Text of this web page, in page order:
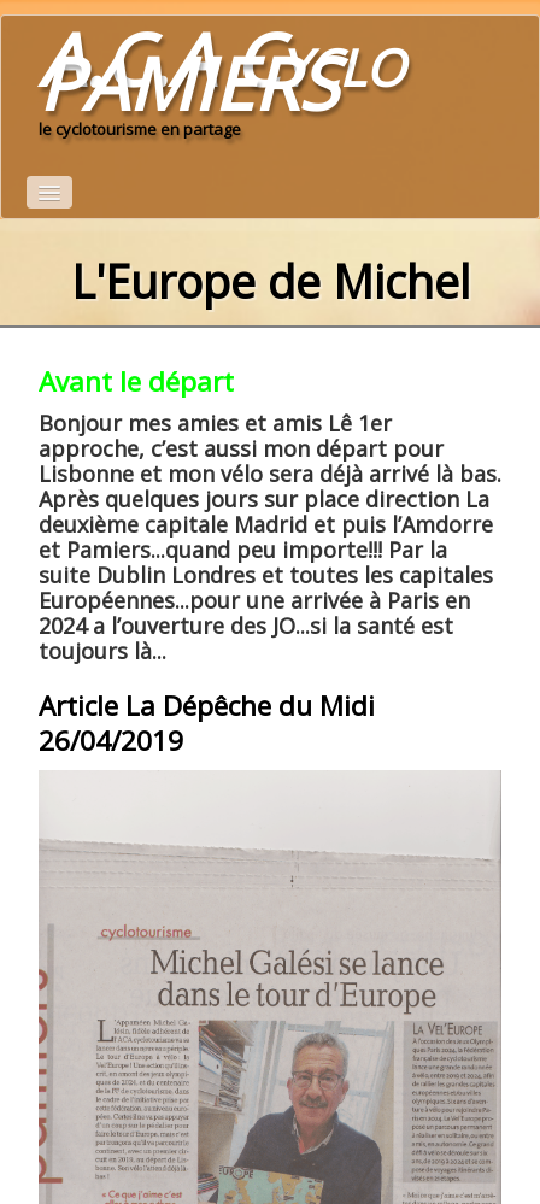
A.C.A Cyclo
PAMIERS
le cyclotourisme en partage
Accueil
Idées de parcours
Espace adhérents▼
albums photo▼
Liens
L'Europe de Michel
L'Europe de Michel
Avant le départ
Bonjour mes amies et amis Lê 1er
approche, c’est aussi mon départ pour
Lisbonne et mon vélo sera déjà arrivé là bas.
Après quelques jours sur place direction La
deuxième capitale Madrid et puis l’Amdorre
et Pamiers...quand peu importe!!! Par la
suite Dublin Londres et toutes les capitales
Européennes...pour une arrivée à Paris en
2024 a l’ouverture des JO...si la santé est
toujours là...
Article La Dépêche du Midi
26/04/2019